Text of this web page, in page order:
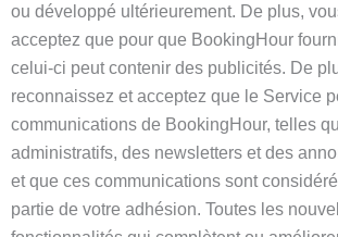
ou développé ultérieurement. De plus,
acceptez que pour que BookingHour
celui-ci peut contenir des publicités. De
reconnaissez et acceptez que le Service
communications de BookingHour, telles
administratifs, des newsletters et des
et que ces communications sont
partie de votre adhésion. Toutes les